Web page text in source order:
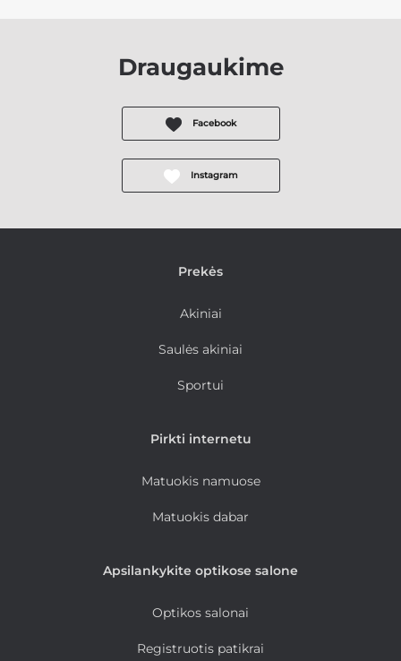
Draugaukime
Facebook
Instagram
Prekės
Akiniai
Saulės akiniai
Sportui
Pirkti internetu
Matuokis namuose
Matuokis dabar
Apsilankykite optikose salone
Optikos salonai
Registruotis patikrai